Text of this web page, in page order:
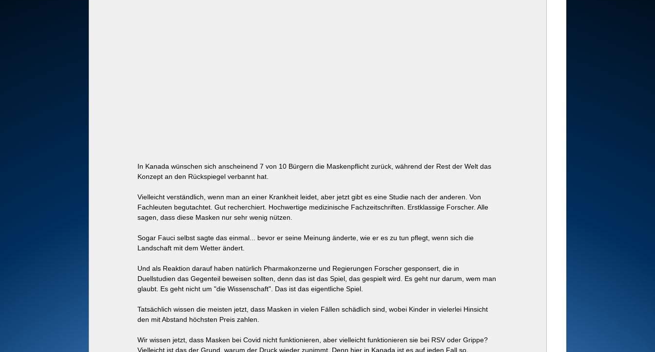
In Kanada wünschen sich anscheinend 7 von 10 Bürgern die Maskenpflicht zurück, während der Rest der Welt das
Konzept an den Rückspiegel verbannt hat.
Vielleicht verständlich, wenn man an einer Krankheit leidet, aber jetzt gibt es eine Studie nach der anderen. Von
Fachleuten begutachtet. Gut recherchiert. Hochwertige medizinische Fachzeitschriften. Erstklassige Forscher. Alle
sagen, dass diese Masken nur sehr wenig nützen.
Sogar Fauci selbst sagte das einmal... bevor er seine Meinung änderte, wie er es zu tun pflegt, wenn sich die
Landschaft mit dem Wetter ändert.
Und als Reaktion darauf haben natürlich Pharmakonzerne und Regierungen Forscher gesponsert, die in
Duellstudien das Gegenteil beweisen sollten, denn das ist das Spiel, das gespielt wird. Es geht nur darum, wem man
glaubt. Es geht nicht um "die Wissenschaft". Das ist das eigentliche Spiel.
Tatsächlich wissen die meisten jetzt, dass Masken in vielen Fällen schädlich sind, wobei Kinder in vielerlei Hinsicht
den mit Abstand höchsten Preis zahlen.
Wir wissen jetzt, dass Masken bei Covid nicht funktionieren, aber vielleicht funktionieren sie bei RSV oder Grippe?
Vielleicht ist das der Grund, warum der Druck wieder zunimmt. Denn hier in Kanada ist es auf jeden Fall so.